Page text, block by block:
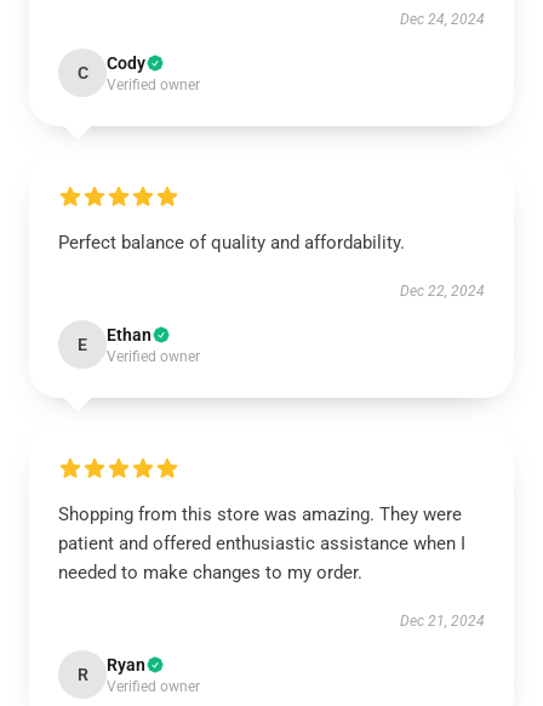
Dec 24, 2024
C Cody
Verified owner
Perfect balance of quality and affordability.
Dec 22, 2024
E Ethan
Verified owner
Shopping from this store was amazing. They were
patient and offered enthusiastic assistance when I
needed to make changes to my order.
Dec 21, 2024
R Ryan
Verified owner